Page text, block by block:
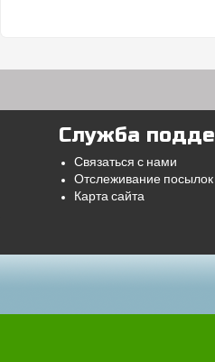
Служба
Связаться с нами
Отслеживание посылок
Карта сайта